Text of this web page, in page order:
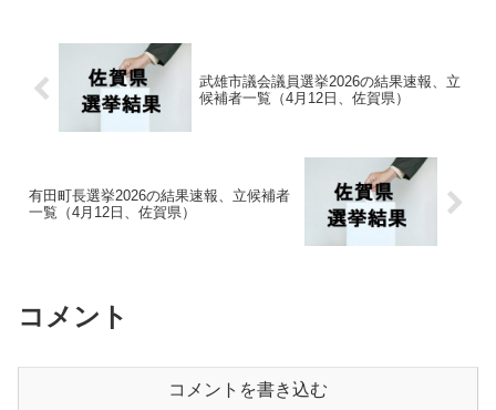
武雄市議会議員選挙2026の結果速報、立
候補者一覧（4月12日、佐賀県）
有田町長選挙2026の結果速報、立候補者
一覧（4月12日、佐賀県）
コメント
コメントを書き込む